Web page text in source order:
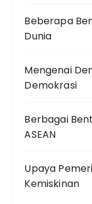
Beberapa
Dunia
Mengenai
Demokrasi
Berbagai
ASEAN
Upaya
Kemiskinan